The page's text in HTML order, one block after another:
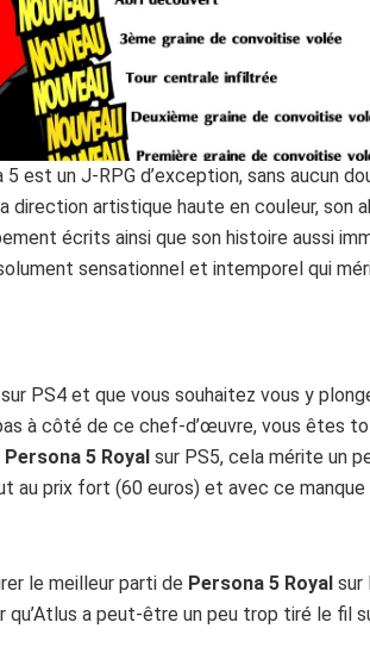
5 est un J-RPG d’exception, sans aucun
artistique haute en couleur, son
écrits ainsi que son histoire aussi
sensationnel et intemporel qui
PS4 et que vous souhaitez vous y
à côté de ce chef-d’œuvre, vous êtes
Persona 5 Royal sur PS5, cela mérite un
au prix fort (60 euros) et avec ce manque
le meilleur parti de Persona 5 Royal sur
a peut-être un peu trop tiré le fil